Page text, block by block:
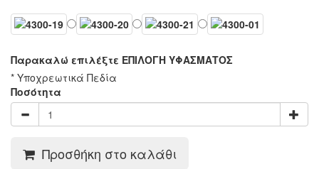
Παρακαλώ επιλέξτε ΕΠΙΛΟΓΗ ΥΦΑΣΜΑΤΟΣ
* Υποχρεωτικά Πεδία
Ποσότητα
Προσθήκη στο καλάθι